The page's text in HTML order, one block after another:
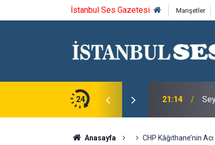
İstanbul Ses Gazetesi Manşetler
24
saygıyla anıyoruz 21:14
Anasayfa CHP Kâğıthane’nin